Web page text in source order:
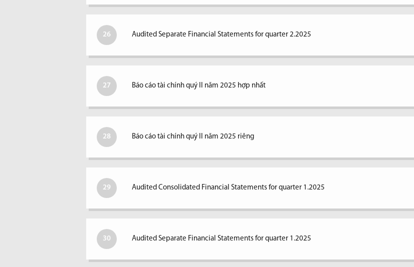
26 Audited Separate Financial Statements for quarter 2.2025
27 Báo cáo tài chính quý II năm 2025 hợp nhất
28 Báo cáo tài chính quý II năm 2025 riêng
29 Audited Consolidated Financial Statements for quarter 1.2025
30 Audited Separate Financial Statements for quarter 1.2025